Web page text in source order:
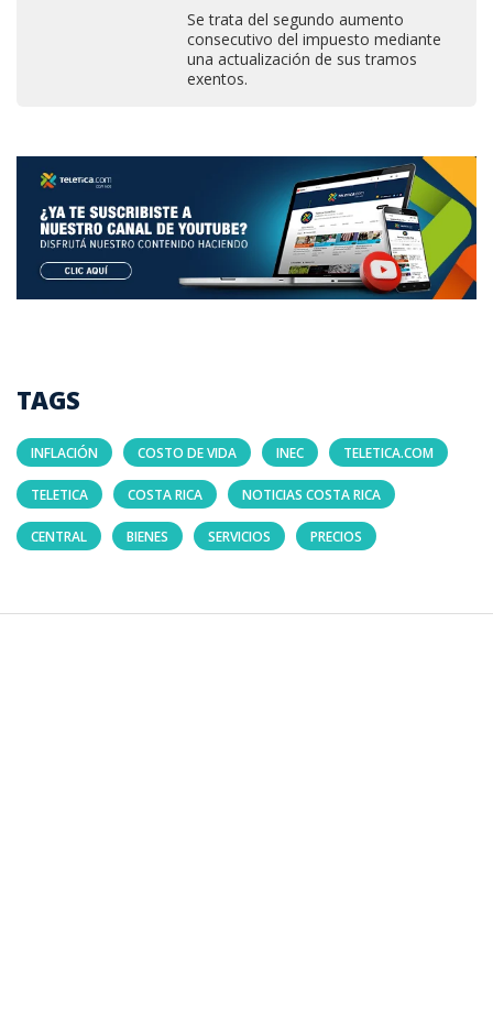
Se trata del segundo aumento
consecutivo del impuesto mediante
una actualización de sus tramos
exentos.
TAGS
INFLACIÓN COSTO DE VIDA INEC TELETICA.COM
TELETICA COSTA RICA NOTICIAS COSTA RICA
CENTRAL BIENES SERVICIOS PRECIOS